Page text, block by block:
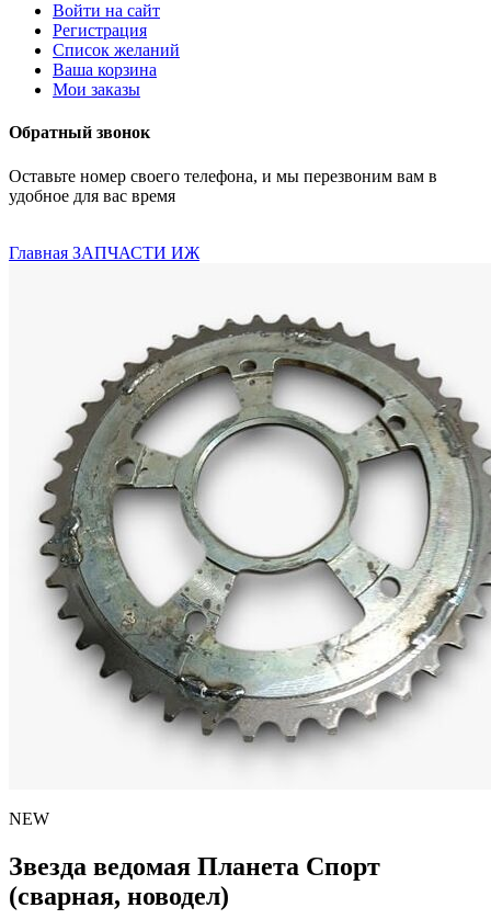
Войти на сайт
Регистрация
Список желаний
Ваша корзина
Мои заказы
Обратный звонок
Оставьте номер своего телефона, и мы перезвоним вам в
удобное для вас время
Главная ЗАПЧАСТИ ИЖ
NEW
Звезда ведомая Планета Спорт
(сварная, новодел)